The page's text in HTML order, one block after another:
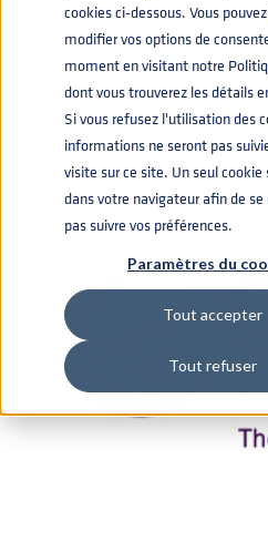
cookies ci-dessous. Vous
modifier vos options de
moment en visitant notre
dont vous trouverez les détails
Si vous refusez l'utilisation des
informations ne seront pas
visite sur ce site. Un seul cookie
dans votre navigateur afin de se
pas suivre vos préférences.
Paramètres du
Tout accepter
Tout refuser
REJOIGNEZ-NOUS À
RÉFÉRENCE
FINE ET DE